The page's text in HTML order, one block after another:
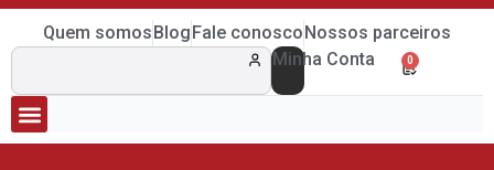
Quem somosBlogFale conoscoNossos parceiros
Minha Conta
0